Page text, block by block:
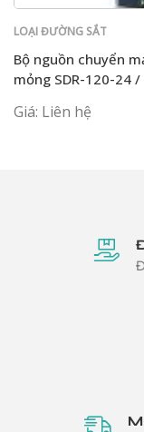
LOẠI ĐƯỜNG SẮT
Bộ nguồn chuyển
mỏng SDR-120-24
Giá: Liên hệ